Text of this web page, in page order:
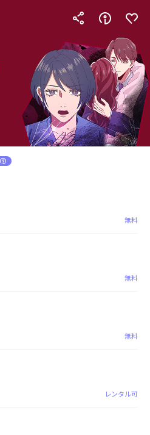
無料
無料
無料
レンタル可